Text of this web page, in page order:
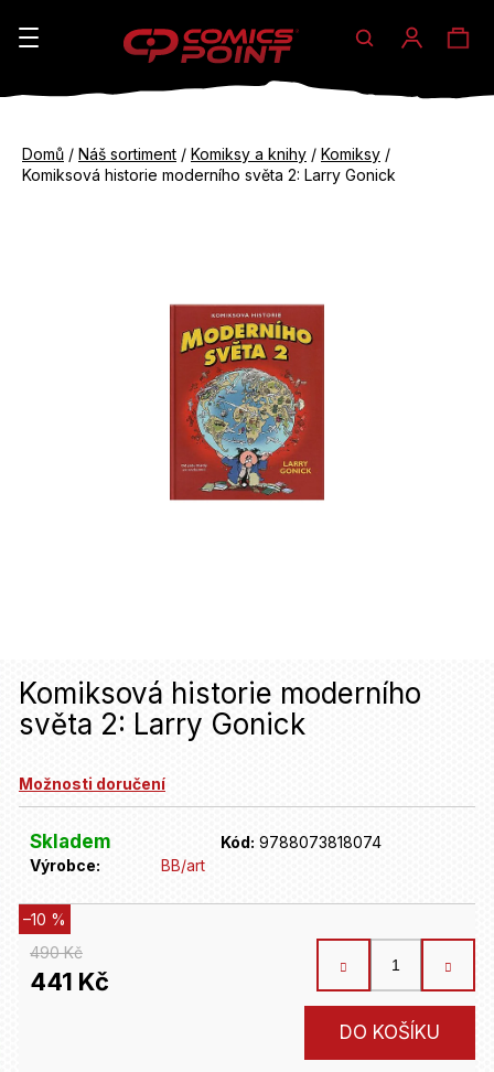
Hledat
Domů / Náš sortiment / Komiksy a knihy / Komiksy /
Komiksová historie moderního světa 2: Larry Gonick
Komiksová historie moderního
světa 2: Larry Gonick
Možnosti doručení
Skladem Kód: 9788073818074
Výrobce:
BB/art
490 Kč
–10 %
441 Kč
DO KOŠÍKU
K
do
do
n
a
í
?
D